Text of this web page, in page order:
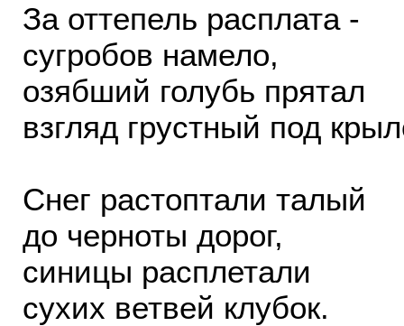
За оттепель расплата -
сугробов намело,
озябший голубь прятал
взгляд грустный под
Снег растоптали талый
до черноты дорог,
синицы расплетали
сухих ветвей клубок.